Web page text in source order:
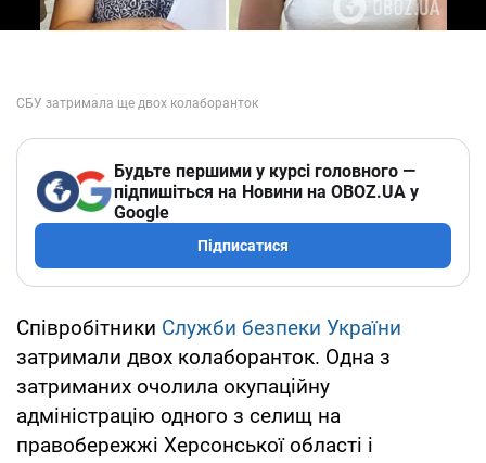
Будьте першими у курсі головного —
підпишіться на Новини на OBOZ.UA у
Google
Підписатися
Співробітники Служби безпеки України
затримали двох колаборанток. Одна з
затриманих очолила окупаційну
адміністрацію одного з селищ на
правобережжі Херсонської області і